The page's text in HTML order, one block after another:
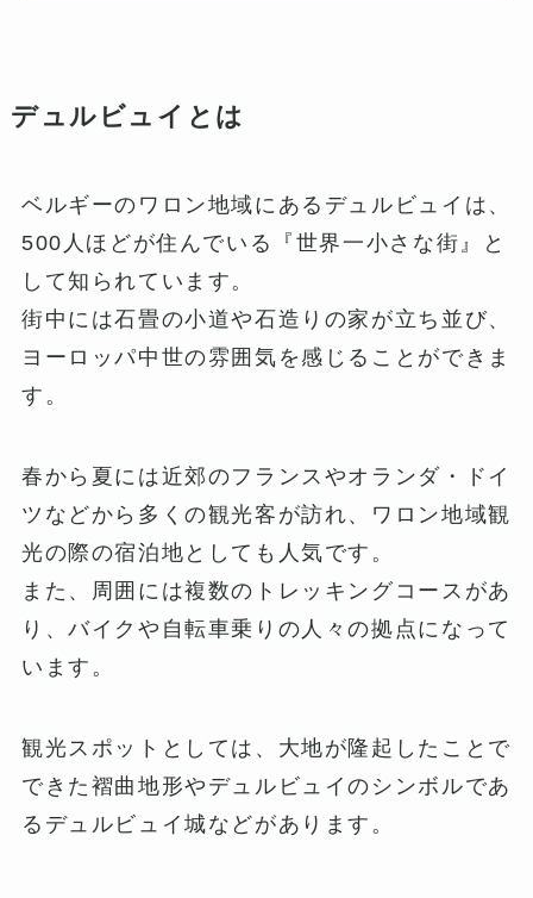
デュルビュイとは
ベルギーのワロン地域にあるデュルビュイは、
500人ほどが住んでいる『世界一小さな街』と
して知られています。
街中には石畳の小道や石造りの家が立ち並び、
ヨーロッパ中世の雰囲気を感じることができま
す。
春から夏には近郊のフランスやオランダ・ドイ
ツなどから多くの観光客が訪れ、ワロン地域観
光の際の宿泊地としても人気です。
また、周囲には複数のトレッキングコースがあ
り、バイクや自転車乗りの人々の拠点になって
います。
観光スポットとしては、大地が隆起したことで
できた褶曲地形やデュルビュイのシンボルであ
るデュルビュイ城などがあります。